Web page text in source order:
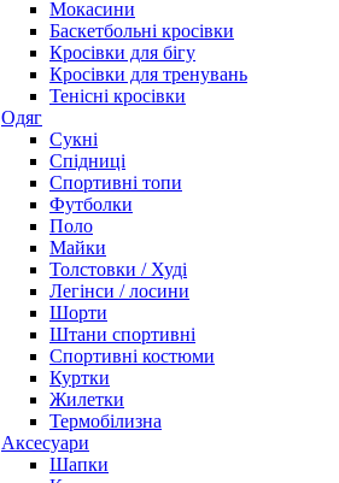
Мокасини
Баскетбольні кросівки
Кросівки для бігу
Кросівки для тренувань
Тенісні кросівки
Одяг
Сукні
Спідниці
Спортивні топи
Футболки
Поло
Майки
Толстовки / Худі
Легінси / лосини
Шорти
Штани спортивні
Спортивні костюми
Куртки
Жилетки
Термобілизна
Аксесуари
Шапки